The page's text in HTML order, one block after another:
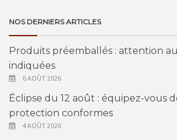
NOS DERNIERS ARTICLES
Produits préemballés : attention
indiquées
6 AOÛT 2026
Éclipse du 12 août : équipez-vous
protection conformes
4 AOÛT 2026